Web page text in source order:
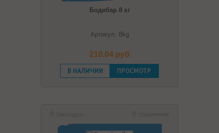
Бодибар 8 кг
Артикул: 8kg
210.04 pуб
В НАЛИЧИИ
ПРОСМОТР